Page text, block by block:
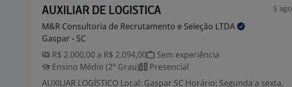
AUXILIAR DE LOGISTICA 5 ago
M&R Consultoria de Recrutamento e Seleção LTDA
Gaspar - SC
R$ 2.000,00 a R$ 2.094,00
Sem experiência
Ensino Médio (2º Grau)
Presencial
AUXILIAR LOGÍSTICO Local: Gaspar SC Horário: Segunda a sexta,